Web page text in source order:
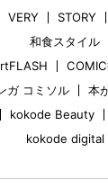
VERY STORY
和食スタイル
ガ コミソル
本
kokode Beauty
kokode digital